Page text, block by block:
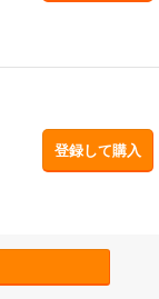
登録して購入